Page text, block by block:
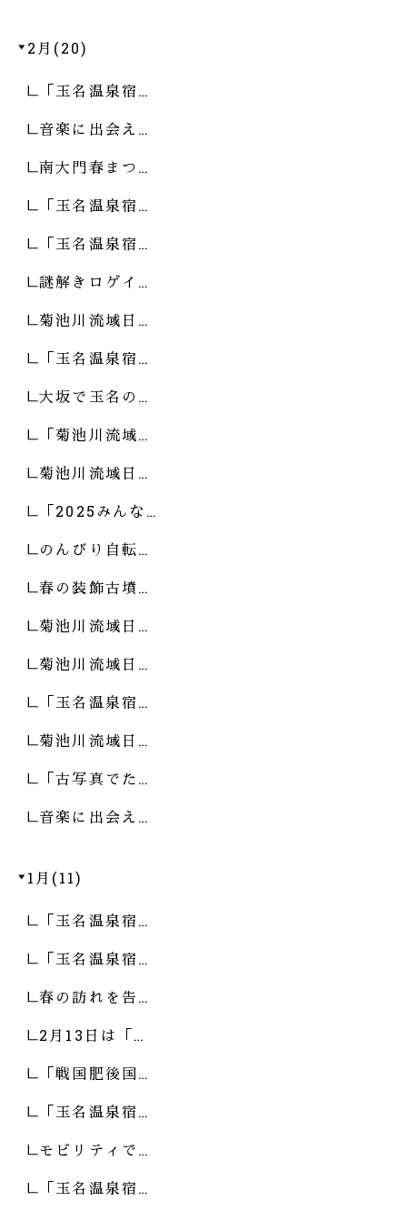
2月(20)
「玉名温泉宿…
音楽に出会え…
南大門春まつ…
「玉名温泉宿…
「玉名温泉宿…
謎解きロゲイ…
菊池川流域日…
「玉名温泉宿…
大坂で玉名の…
「菊池川流域…
菊池川流域日…
「2025みんな…
のんびり自転…
春の装飾古墳…
菊池川流域日…
菊池川流域日…
「玉名温泉宿…
菊池川流域日…
「古写真でた…
音楽に出会え…
1月(11)
「玉名温泉宿…
「玉名温泉宿…
春の訪れを告…
2月13日は「…
「戦国肥後国…
「玉名温泉宿…
モビリティで…
「玉名温泉宿…